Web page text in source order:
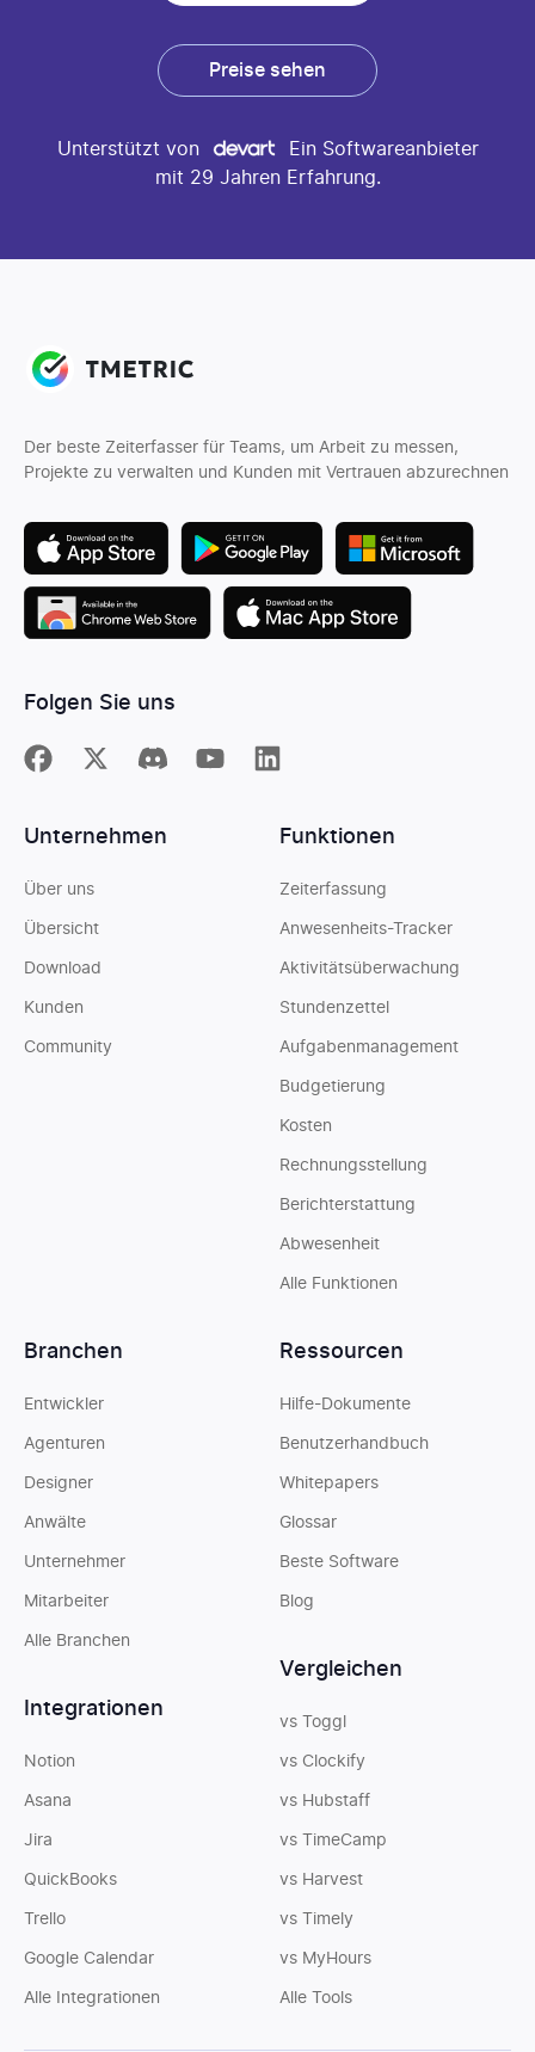
Preise sehen
Unterstützt von
Ein Softwareanbieter
mit 29 Jahren Erfahrung.
Der beste Zeiterfasser für Teams, um Arbeit zu messen,
Projekte zu verwalten und Kunden mit Vertrauen abzurechnen
Folgen Sie uns
Funktionen
Zeiterfassung
Anwesenheits-Tracker
Aktivitätsüberwachung
Stundenzettel
Aufgabenmanagement
Budgetierung
Kosten
Rechnungsstellung
Berichterstattung
Abwesenheit
Alle Funktionen
Branchen
Entwickler
Agenturen
Designer
Anwälte
Unternehmer
Mitarbeiter
Alle Branchen
Integrationen
Notion
Asana
Jira
QuickBooks
Trello
Google Calendar
Alle Integrationen
Ressourcen
Hilfe-Dokumente
Benutzerhandbuch
Whitepapers
Glossar
Beste Software
Blog
Vergleichen
vs Toggl
vs Clockify
vs Hubstaff
vs TimeCamp
vs Harvest
vs Timely
vs MyHours
Alle Tools
Unternehmen
Über uns
Übersicht
Download
Kunden
Community